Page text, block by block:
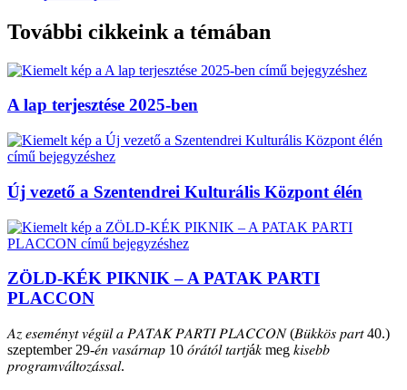
További cikkeink a témában
A lap terjesztése 2025-ben
Új vezető a Szentendrei Kulturális Központ élén
ZÖLD-KÉK PIKNIK – A PATAK PARTI
PLACCON
𝐴𝑧 𝑒𝑠𝑒𝑚𝑒́𝑛𝑦𝑡 𝑣𝑒́𝑔𝑢̈𝑙 𝑎 𝑃𝐴𝑇𝐴𝐾 𝑃𝐴𝑅𝑇𝐼 𝑃𝐿𝐴𝐶𝐶𝑂𝑁 (𝐵𝑢̈𝑘𝑘𝑜̈𝑠 𝑝𝑎𝑟𝑡 40.)
szeptember 29-𝑒́𝑛 𝑣𝑎𝑠𝑎́𝑟𝑛𝑎𝑝 10 𝑜́𝑟𝑎́𝑡𝑜́𝑙 𝑡𝑎𝑟𝑡𝑗á𝑘 meg 𝑘𝑖𝑠𝑒𝑏𝑏
𝑝𝑟𝑜𝑔𝑟𝑎𝑚𝑣𝑎́𝑙𝑡𝑜𝑧𝑎́𝑠𝑠𝑎𝑙.